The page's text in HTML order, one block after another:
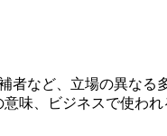
者など、立場の異な
意味、ビジネスで使わ